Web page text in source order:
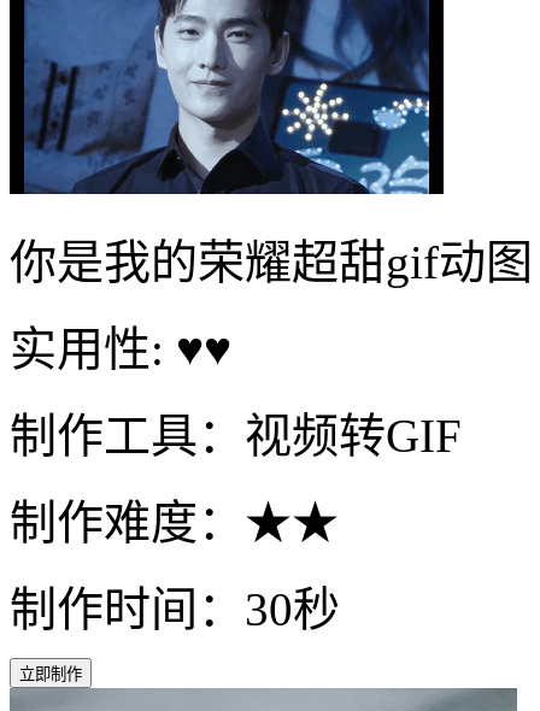
你是我的荣耀超甜gif动图
实用性: ♥♥
制作工具：视频转GIF
制作难度：★★
制作时间：30秒
立即制作